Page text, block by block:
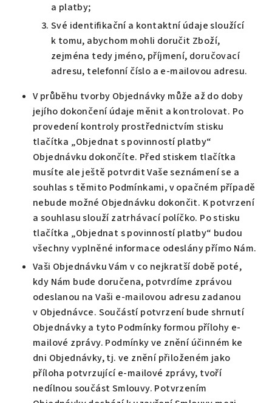
a platby;
Své identifikační a kontaktní údaje sloužící
k tomu, abychom mohli doručit Zboží,
zejména tedy jméno, příjmení, doručovací
adresu, telefonní číslo a e-mailovou adresu.
V průběhu tvorby Objednávky může až do doby
jejího dokončení údaje měnit a kontrolovat. Po
provedení kontroly prostřednictvím stisku
tlačítka „Objednat s povinností platby“
Objednávku dokončíte. Před stiskem tlačítka
musíte ale ještě potvrdit Vaše seznámení se a
souhlas s těmito Podmínkami, v opačném případě
nebude možné Objednávku dokončit. K potvrzení
a souhlasu slouží zatrhávací políčko. Po stisku
tlačítka „Objednat s povinností platby“ budou
všechny vyplněné informace odeslány přímo Nám.
Vaši Objednávku Vám v co nejkratší době poté,
kdy Nám bude doručena, potvrdíme zprávou
odeslanou na Vaši e-mailovou adresu zadanou
v Objednávce. Součástí potvrzení bude shrnutí
Objednávky a tyto Podmínky formou přílohy e-
mailové zprávy. Podmínky ve znění účinném ke
dni Objednávky, tj. ve znění přiloženém jako
příloha potvrzující e-mailové zprávy, tvoří
nedílnou součást Smlouvy. Potvrzením